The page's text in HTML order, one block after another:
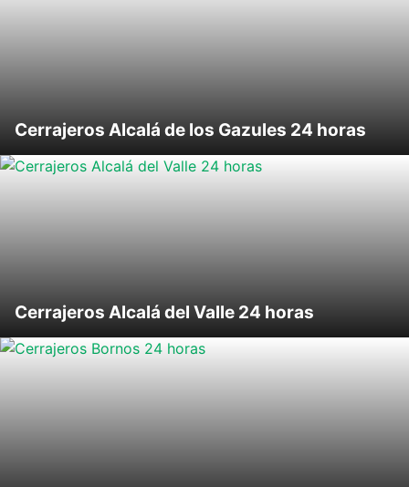
Cerrajeros Alcalá de los Gazules 24 horas
Cerrajeros Alcalá del Valle 24 horas